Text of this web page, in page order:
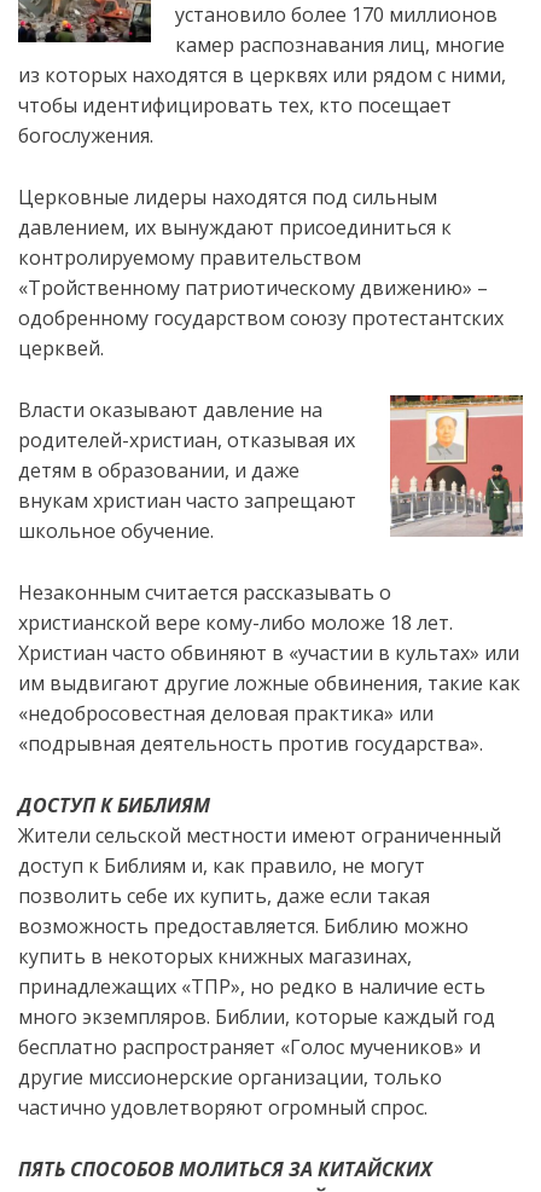
установило более 170 миллионов
камер распознавания лиц, многие
из которых находятся в церквях или рядом с ними,
чтобы идентифицировать тех, кто посещает
богослужения.
Церковные лидеры находятся под сильным
давлением, их вынуждают присоединиться к
контролируемому правительством
«Тройственному патриотическому движению» –
одобренному государством союзу протестантских
церквей.
Власти оказывают давление на
родителей-христиан, отказывая их
детям в образовании, и даже
внукам христиан часто запрещают
школьное обучение.
Незаконным считается рассказывать о
христианской вере кому-либо моложе 18 лет.
Христиан часто обвиняют в «участии в культах» или
им выдвигают другие ложные обвинения, такие как
«недобросовестная деловая практика» или
«подрывная деятельность против государства».
ДОСТУП К БИБЛИЯМ
Жители сельской местности имеют ограниченный
доступ к Библиям и, как правило, не могут
позволить себе их купить, даже если такая
возможность предоставляется. Библию можно
купить в некоторых книжных магазинах,
принадлежащих «ТПР», но редко в наличие есть
много экземпляров. Библии, которые каждый год
бесплатно распространяет «Голос мучеников» и
другие миссионерские организации, только
частично удовлетворяют огромный спрос.
ПЯТЬ СПОСОБОВ МОЛИТЬСЯ ЗА КИТАЙСКИХ